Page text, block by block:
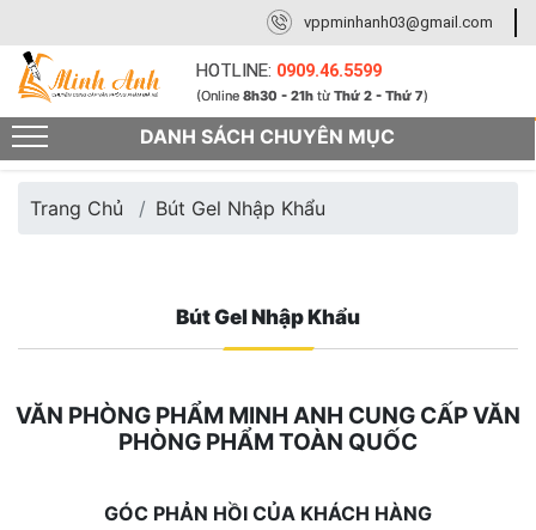
DANH SÁCH CHUYÊN MỤC
vppminhanh03@gmail.com
HOTLINE: 0909.46.5599
(Online8h30 - 21h từThứ 2 - Thứ 7)
Trang Chủ Bút Gel Nhập Khẩu
Bút Gel Nhập Khẩu
VĂN PHÒNG PHẨM MINH ANH CUNG CẤP VĂN
PHÒNG PHẨM TOÀN QUỐC
GÓC PHẢN HỒI CỦA KHÁCH HÀNG